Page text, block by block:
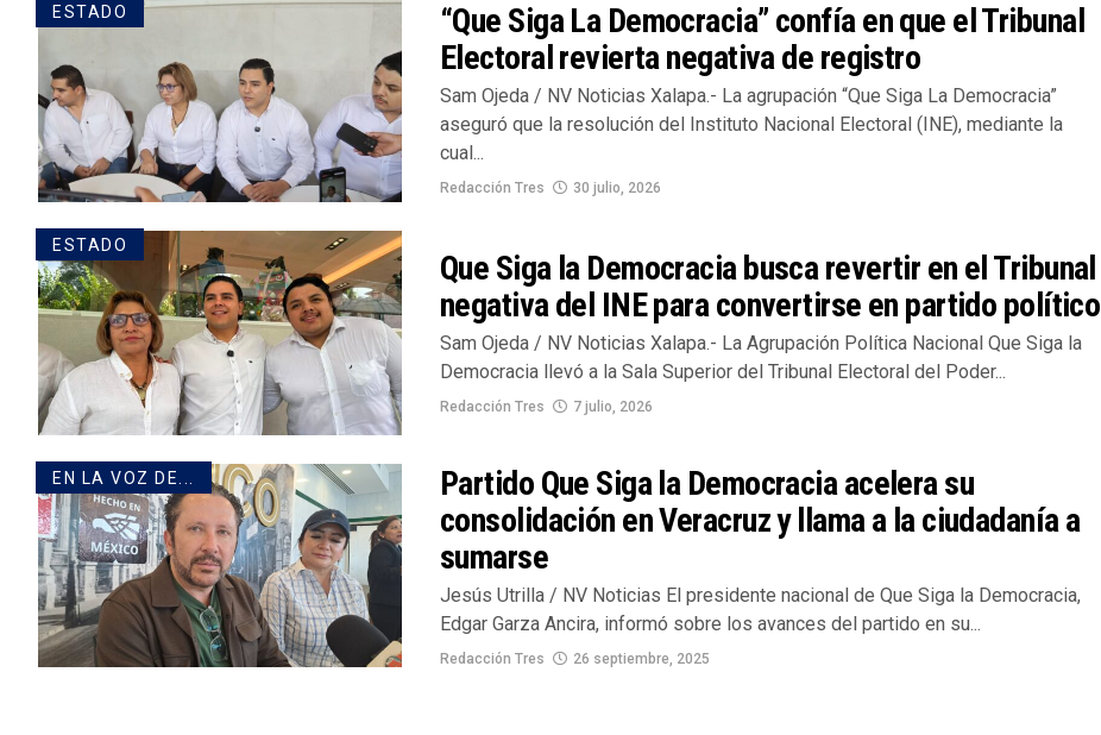
ESTADO
“Que Siga La Democracia” confía en que el Tribunal
Electoral revierta negativa de registro
Sam Ojeda / NV Noticias Xalapa.- La agrupación “Que Siga La Democracia”
aseguró que la resolución del Instituto Nacional Electoral (INE), mediante la
cual...
Redacción Tres 30 julio, 2026
ESTADO
Que Siga la Democracia busca revertir en el Tribunal
negativa del INE para convertirse en partido político
Sam Ojeda / NV Noticias Xalapa.- La Agrupación Política Nacional Que Siga la
Democracia llevó a la Sala Superior del Tribunal Electoral del Poder...
Redacción Tres 7 julio, 2026
EN LA VOZ DE...
Partido Que Siga la Democracia acelera su
consolidación en Veracruz y llama a la ciudadanía a
sumarse
Jesús Utrilla / NV Noticias El presidente nacional de Que Siga la Democracia,
Edgar Garza Ancira, informó sobre los avances del partido en su...
Redacción Tres 26 septiembre, 2025